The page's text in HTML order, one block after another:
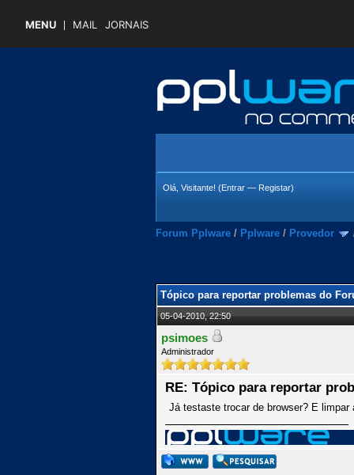
MENU MAIL JORNAIS
Olá, Visitante! (Entrar — Registar)
Forum Pplware / Pplware / Provedor
Tópico para reportar problemas do
05-04-2010, 22:50
psimoes
Administrador
RE: Tópico para reportar
Já testaste trocar de browser? E limpar